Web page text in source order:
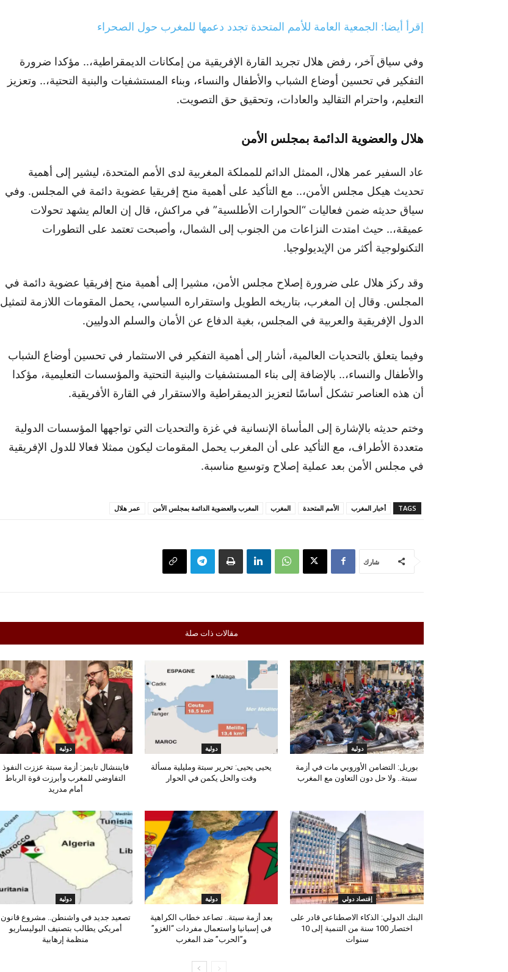
إقرأ أيضا: الجمعية العامة للأمم المتحدة تجدد دعمها للمغرب حول الصحراء
وفي سياق آخر، رفض هلال تجريد القارة الإفريقية من إمكانات الديمقراطية،.. مؤكدا ضرورة
التفكير في تحسين أوضاع الشباب والأطفال والنساء، وبناء المستشفيات والبنية التحتية،.. وتعزيز
التعليم، واحترام التقاليد والعادات، وتحقيق حق التصويت.
هلال والعضوية الدائمة بمجلس الأمن
عاد السفير عمر هلال، الممثل الدائم للمملكة المغربية لدى الأمم المتحدة، ليشير إلى أهمية
تحديث هيكل مجلس الأمن،.. مع التأكيد على أهمية منح إفريقيا عضوية دائمة في المجلس. وفي
سياق حديثه ضمن فعاليات “الحوارات الأطلسية” في مراكش، قال إن العالم يشهد تحولات
عميقة،.. حيث امتدت النزاعات من الجنوب إلى الشمال، وأصبحت تعتمد على التطورات
التكنولوجية أكثر من الإيديولوجيا.
وقد ركز هلال على ضرورة إصلاح مجلس الأمن، مشيرا إلى أهمية منح إفريقيا عضوية دائمة في
المجلس. وقال إن المغرب، بتاريخه الطويل واستقراره السياسي، يحمل المقومات اللازمة لتمثيل
الدول الإفريقية والعربية في المجلس، بغية الدفاع عن الأمان والسلم الدوليين.
وفيما يتعلق بالتحديات العالمية، أشار إلى أهمية التفكير في الاستثمار في تحسين أوضاع الشباب
والأطفال والنساء،.. بالإضافة إلى بناء المستشفيات والبنية التحتية والمؤسسات التعليمية، مؤكدا
أن هذه العناصر تشكل أساسًا لتعزيز الديمقراطية والاستقرار في القارة الأفريقية.
وختم حديثه بالإشارة إلى المأساة الإنسانية في غزة والتحديات التي تواجهها المؤسسات الدولية
متعددة الأطراف، مع التأكيد على أن المغرب يحمل المقومات ليكون ممثلا فعالا للدول الإفريقية
في مجلس الأمن بعد عملية إصلاح وتوسيع مناسبة.
TAGS أخبار المغرب الأمم المتحدة المغرب المغرب والعضوية الدائمة بمجلس الأمن عمر هلال
شارك
مقالات ذات صلة
دولية
بوريل: التضامن الأوروبي مات في أزمة
سبتة.. ولا حل دون التعاون مع المغرب
دولية
يحيى يحيى: تحرير سبتة ومليلية مسألة
وقت والحل يكمن في الحوار
دولية
فايننشال تايمز: أزمة سبتة عززت النفوذ
التفاوضي للمغرب وأبرزت قوة الرباط
أمام مدريد
إقتصاد دولي
البنك الدولي: الذكاء الاصطناعي قادر على
اختصار 100 سنة من التنمية إلى 10
سنوات
دولية
بعد أزمة سبتة.. تصاعد خطاب الكراهية
في إسبانيا واستعمال مفردات “الغزو”
و”الحرب” ضد المغرب
دولية
تصعيد جديد في واشنطن.. مشروع قانون
أمريكي يطالب بتصنيف البوليساريو
منظمة إرهابية